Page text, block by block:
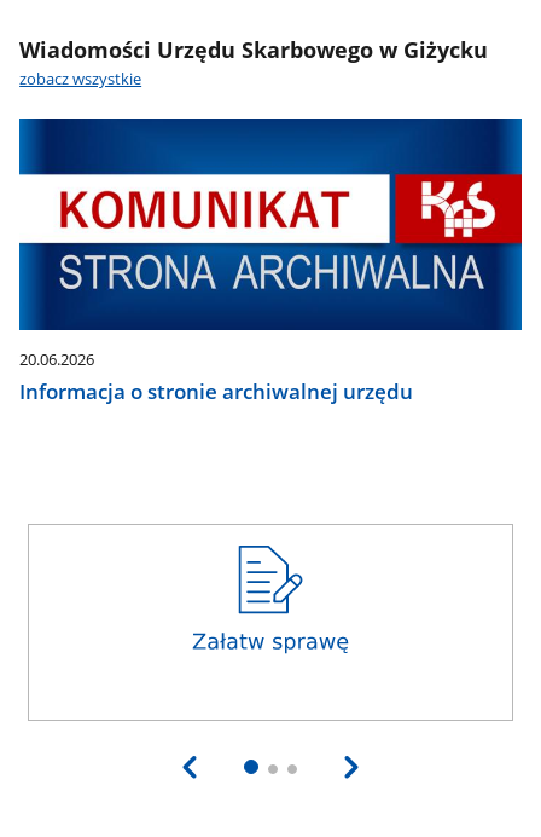
Wiadomości Urzędu Skarbowego w Giżycku
zobacz wszystkie
20.06.2026
Informacja o stronie archiwalnej urzędu